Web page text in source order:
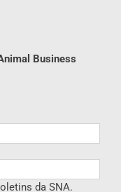
Business
da SNA.